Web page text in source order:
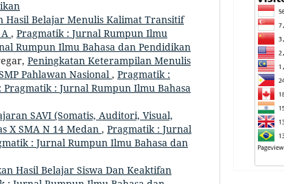
Hasil Belajar Menulis Kalimat Transitif
, Pragmatik : Jurnal Rumpun Ilmu
Rumpun Ilmu Bahasa dan Pendidikan
Peningkatan Keterampilan Menulis
Pahlawan Nasional , Pragmatik :
: Jurnal Rumpun Ilmu Bahasa
SAVI (Somatis, Auditori, Visual,
X SMA N 14 Medan , Pragmatik : Jurnal
: Jurnal Rumpun Ilmu Bahasa dan
Hasil Belajar Siswa Dan Keaktifan